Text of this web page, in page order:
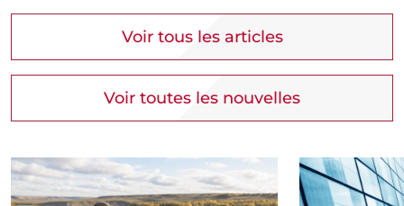
Voir tous les articles
Voir toutes les nouvelles